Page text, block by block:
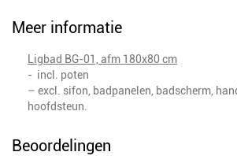
Meer informatie
Ligbad BG-01, afm 180x80 cm
- incl. poten
– excl. sifon, badpanelen, badscherm,
hoofdsteun.
Beoordelingen